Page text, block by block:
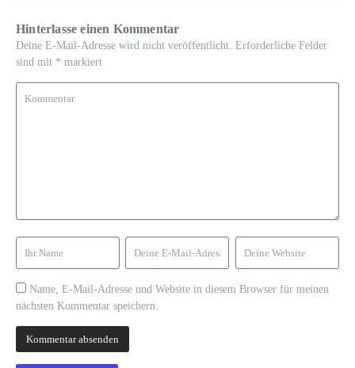
Hinterlasse einen Kommentar
Deine E-Mail-Adresse wird nicht veröffentlicht. Erforderliche Felder
sind mit * markiert
Name, E-Mail-Adresse und Website in diesem Browser für meinen
nächsten Kommentar speichern.